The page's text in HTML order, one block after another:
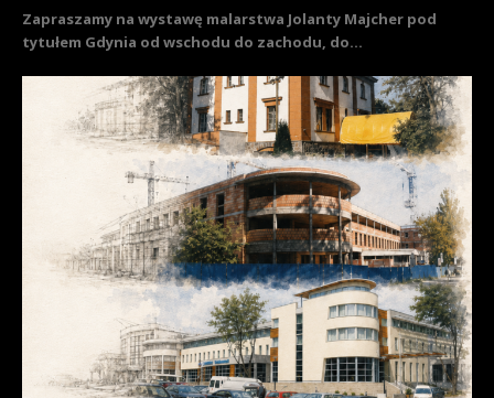
Zapraszamy na wystawę malarstwa Jolanty Majcher pod
tytułem Gdynia od wschodu do zachodu, do...